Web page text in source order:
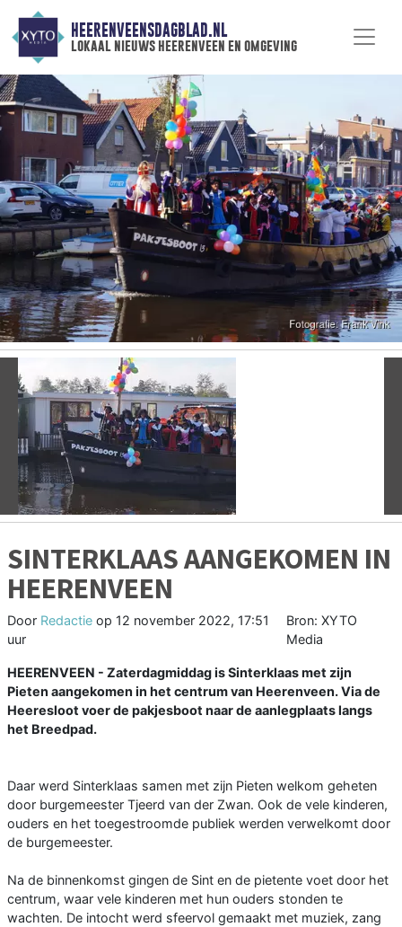
HEERENVEENSDAGBLAD.NL
lokaal nieuws heerenveen en omgeving
Vorige
SINTERKLAAS AANGEKOMEN IN
HEERENVEEN
Door Redactie op 12 november 2022, 17:51
uur
Bron: XYTO
Media
HEERENVEEN - Zaterdagmiddag is Sinterklaas met zijn
Pieten aangekomen in het centrum van Heerenveen. Via de
Heeresloot voer de pakjesboot naar de aanlegplaats langs
het Breedpad.
Daar werd Sinterklaas samen met zijn Pieten welkom geheten
door burgemeester Tjeerd van der Zwan. Ook de vele kinderen,
ouders en het toegestroomde publiek werden verwelkomt door
de burgemeester.
Na de binnenkomst gingen de Sint en de pietente voet door het
centrum, waar vele kinderen met hun ouders stonden te
wachten. De intocht werd sfeervol gemaakt met muziek, zang